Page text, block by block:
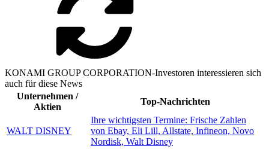
KONAMI GROUP CORPORATION-Investoren interessieren sich
auch für diese News
Unternehmen /
Aktien
Top-Nachrichten
WALT DISNEY
Ihre wichtigsten Termine: Frische Zahlen
von Ebay, Eli Lill, Allstate, Infineon, Novo
Nordisk, Walt Disney